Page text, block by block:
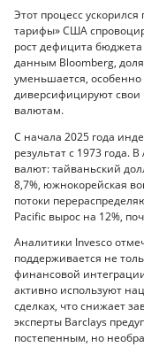
Этот процесс
тарифы» США
рост дефицита
данным Bloomberg,
уменьшается, особенно
диверсифицируют свои
валютам.
С начала 2025 года
результат с 1973 года.
валют: тайваньский
8,7%, южнокорейская
потоки
Pacific вырос на 12%,
Аналитики Invesco
поддерживается не
финансовой
активно используют
сделках, что снижает
эксперты Barclays
постепенным, но